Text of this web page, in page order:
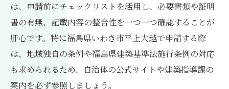
は、申請前にチェックリストを活用し、必要書類や証明
書の有無、記載内容の整合性を一つ一つ確認することが
肝心です。特に福島県いわき市平上大越で申請する際
は、地域独自の条例や福島県建築基準法施行条例の対応
も求められるため、自治体の公式サイトや建築指導課の
案内を必ず参照しましょう。